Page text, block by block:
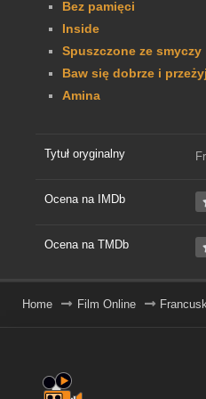
Bez pamięci
Inside
Spuszczone ze smyczy
Baw się dobrze i przeżyj
Amina
Tytuł oryginalny
Ocena na IMDb
Ocena na TMDb
Home Film Online